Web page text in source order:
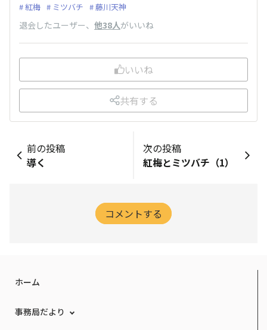
紅梅 ミツバチ 藤川天神
退会したユーザー、 他38人がいいね
いいね
共有する
前の投稿
導く
次の投稿
紅梅とミツバチ（1）
コメントする
ホーム
事務局だより